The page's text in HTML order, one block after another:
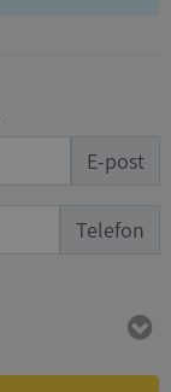
E-post
Telefon